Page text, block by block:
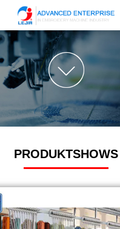
PRODUKTSHOWS